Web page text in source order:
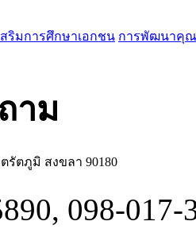
ริมการศึกษาเอกชน การพัฒนาคุณ
าม
รัตภูมิ สงขลา 90180
098-017-